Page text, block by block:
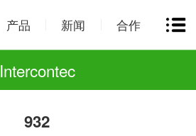
产品 新闻 合作
Intercontec
932